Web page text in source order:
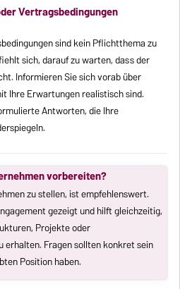
Vertragsbedingungen
sind kein Pflichtthema zu
sich, darauf zu warten, dass der
Informieren Sie sich vorab über
Ihre Erwartungen realistisch sind.
Antworten, die Ihre
vorbereiten?
zu stellen, ist empfehlenswert.
gezeigt und hilft gleichzeitig,
Projekte oder
Fragen sollten konkret sein
Position haben.